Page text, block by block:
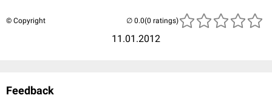
© Copyright
11.01.2012
(0 ratings)
Feedback